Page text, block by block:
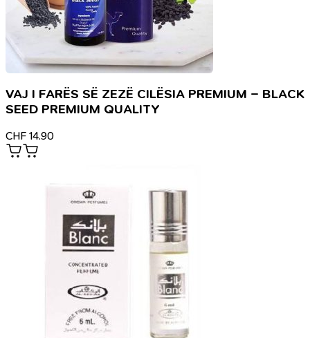
VAJ I FARËS SË ZEZË CILËSIA PREMIUM – BLACK
SEED PREMIUM QUALITY
CHF 14.90